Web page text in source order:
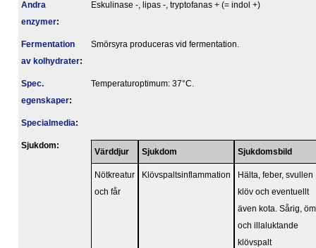
Andra
enzymer:
Eskulinase -, lipas -, tryptofanas + (= indol +)
Fermentation
av kolhydrater:
Smörsyra produceras vid fermentation.
Spec.
egenskaper:
Temperaturoptimum: 37°C.
Specialmedia:
Sjukdom:
Värddjur Sjukdom Sjukdomsbild
Nötkreatur
och får
Klövspaltsinflammation
Hälta, feber, svullen
klöv och eventuellt
även kota. Sårig, öm
och illaluktande
klövspalt